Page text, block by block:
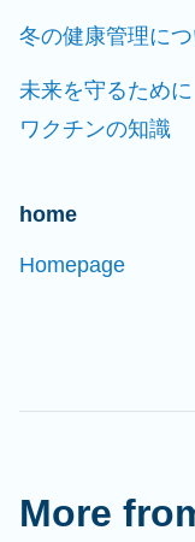
冬の健康管理に
未来を守るため
ワクチンの知識
home
Homepage
More